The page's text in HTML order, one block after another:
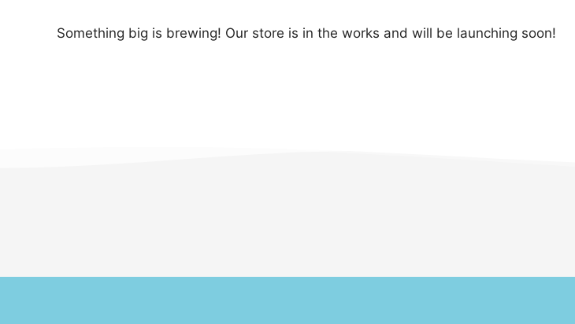
Something big is brewing! Our store is in the works and will be launching soon!